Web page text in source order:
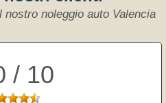
noleggio auto Valencia
/ 10